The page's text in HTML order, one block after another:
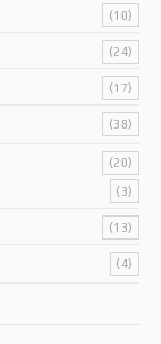
(10)
(24)
(17)
(38)
(20)
(3)
(13)
(4)